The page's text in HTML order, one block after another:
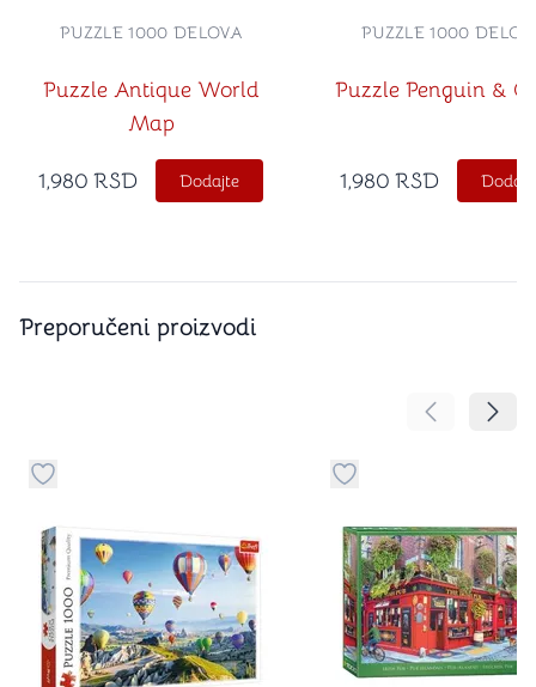
Puzzle Antique World
Map
PUZZLE 1000 DELOVA
1,980 RSD Dodajte
Puzzle Penguin &
PUZZLE 1000
1,980 RSD
Preporučeni proizvodi
Pomeranje
Dugme za dodavanje stvari u kategoriju omiljeno
Dugme za dodavanje